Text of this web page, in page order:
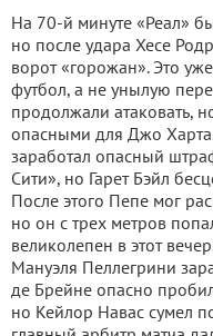
На 70-й минуте «Реал»
но после удара Хесе
ворот «горожан». Это
футбол, а не унылую
продолжали атаковать,
опасными для Джо
заработал опасный
Сити», но Гарет Бэйл
После этого Пепе мог
но он с трех метров
великолепен в этот
Мануэля Пеллегрини
де Брейне опасно
но Кейлор Навас сумел